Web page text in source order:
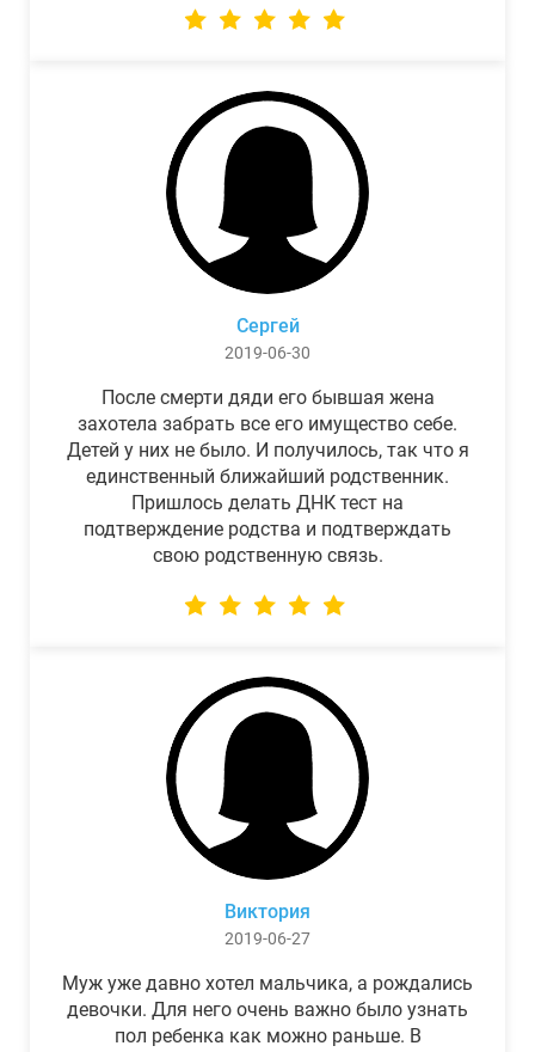
Сергей
2019-06-30
После смерти дяди его бывшая жена
захотела забрать все его имущество себе.
Детей у них не было. И получилось, так что я
единственный ближайший родственник.
Пришлось делать ДНК тест на
подтверждение родства и подтверждать
свою родственную связь.
Виктория
2019-06-27
Муж уже давно хотел мальчика, а рождались
девочки. Для него очень важно было узнать
пол ребенка как можно раньше. В